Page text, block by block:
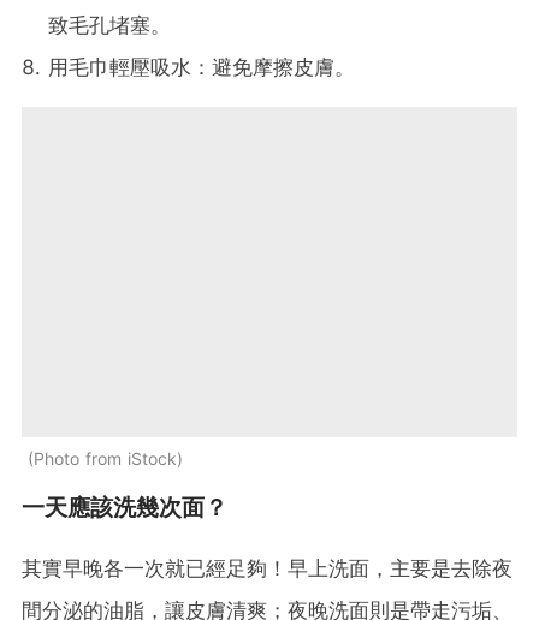
致毛孔堵塞。
用毛巾輕壓吸水：避免摩擦皮膚。
Photo from iStock
一天應該洗幾次面？
其實早晚各一次就已經足夠！早上洗面，主要是去除夜
間分泌的油脂，讓皮膚清爽；夜晚洗面則是帶走污垢、